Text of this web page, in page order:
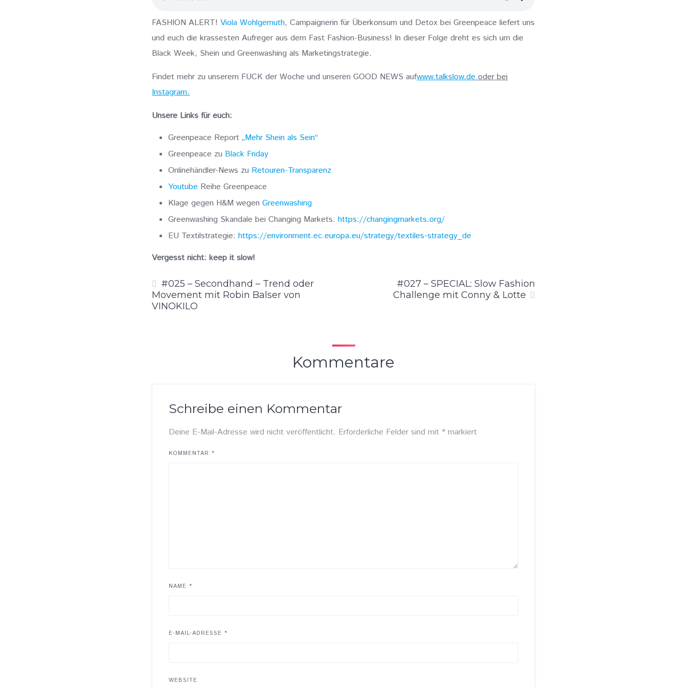
FASHION ALERT!Viola Wohlgemuth, Campaignerin für Überkonsum und Detox bei Greenpeace liefert uns
und euch die krassesten Aufreger aus dem Fast Fashion-Business! In dieser Folge dreht es sich um die
Black Week, Shein und Greenwashing als Marketingstrategie.
Findet mehr zu unserem FUCK der Woche und unseren GOOD NEWS aufwww.talkslow.deoder bei
Instagram.
Unsere Links für euch:
Greenpeace Report„Mehr Shein als Sein“
Greenpeace zu Black Friday
Onlinehändler-News zu Retouren-Transparenz
Youtube Reihe Greenpeace
Klage gegen H&M wegenGreenwashing
Greenwashing Skandale bei Changing Markets:https://changingmarkets.org/
EU Textilstrategie:https://environment.ec.europa.eu/strategy/textiles-strategy_de
Vergesst nicht: keep it slow!
#025 – Secondhand – Trend oder
Movement mit Robin Balser von
VINOKILO
#027 – SPECIAL: Slow Fashion
Challenge mit Conny & Lotte
Kommentare
Schreibe einen Kommentar
Deine E-Mail-Adresse wird nicht veröffentlicht. Erforderliche Felder sind mit * markiert
KOMMENTAR *
NAME *
E-MAIL-ADRESSE *
WEBSITE